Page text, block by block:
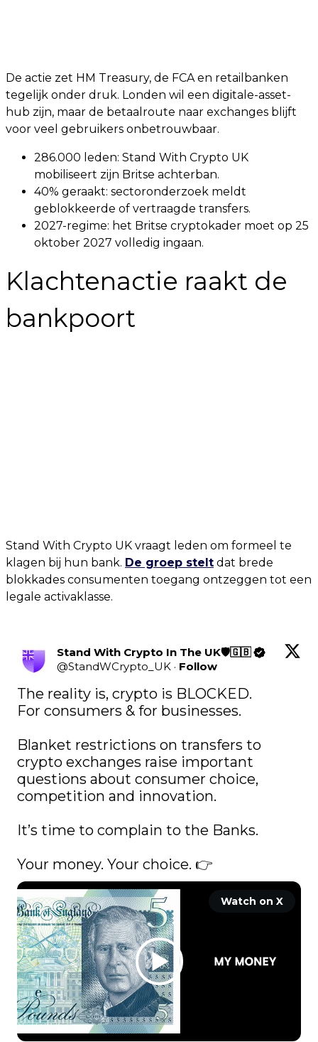
De actie zet HM Treasury, de FCA en retailbanken
tegelijk onder druk. Londen wil een digitale-asset-
hub zijn, maar de betaalroute naar exchanges blijft
voor veel gebruikers onbetrouwbaar.
286.000 leden: Stand With Crypto UK
mobiliseert zijn Britse achterban.
40% geraakt: sectoronderzoek meldt
geblokkeerde of vertraagde transfers.
2027-regime: het Britse cryptokader moet op 25
oktober 2027 volledig ingaan.
Klachtenactie raakt de
bankpoort
Stand With Crypto UK vraagt leden om formeel te
klagen bij hun bank. De groep stelt dat brede
blokkades consumenten toegang ontzeggen tot een
legale activaklasse.
Stand With Crypto In The UK🛡️🇬🇧
@StandWCrypto_UK · Follow
The reality is, crypto is BLOCKED.
For consumers & for businesses.
Blanket restrictions on transfers to
crypto exchanges raise important
questions about consumer choice,
competition and innovation.
It’s time to complain to the Banks.
Your money. Your choice. 👉
Watch on X